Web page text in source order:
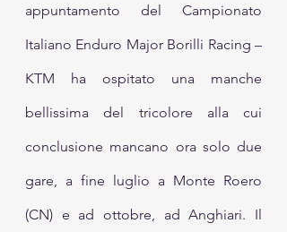
appuntamento del Campionato
Italiano Enduro Major Borilli Racing –
KTM ha ospitato una manche
bellissima del tricolore alla cui
conclusione mancano ora solo due
gare, a fine luglio a Monte Roero
(CN) e ad ottobre, ad Anghiari. Il